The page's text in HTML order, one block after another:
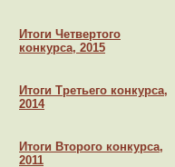
Итоги Четвертого
конкурса, 2015
Итоги Третьего конкурса,
2014
Итоги Второго конкурса,
2011